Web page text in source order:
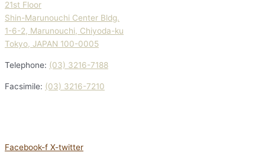
21st Floor
Shin-Marunouchi Center Bldg.
1-6-2, Marunouchi, Chiyoda-ku
Tokyo, JAPAN 100-0005
Telephone: (03) 3216-7188
Facsimile: (03) 3216-7210
Facebook-f X-twitter